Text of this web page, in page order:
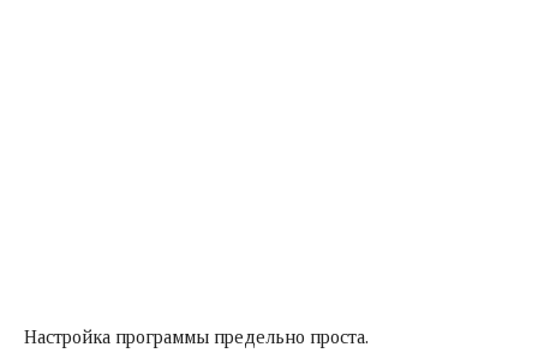
Настройка программы предельно проста.